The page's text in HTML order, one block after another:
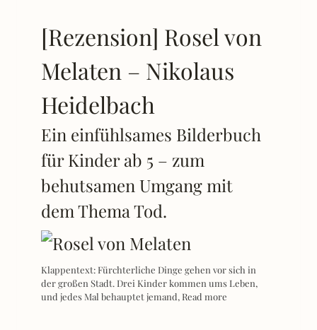
[Rezension] Rosel von
Melaten – Nikolaus
Heidelbach
Ein einfühlsames Bilderbuch
für Kinder ab 5 – zum
behutsamen Umgang mit
dem Thema Tod.
Klappentext: Fürchterliche Dinge gehen vor sich in
der großen Stadt. Drei Kinder kommen ums Leben,
und jedes Mal behauptet jemand, Read more